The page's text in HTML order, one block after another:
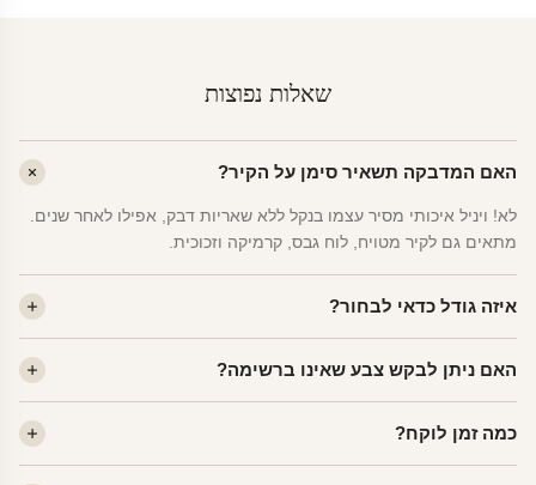
שאלות נפוצות
האם המדבקה תשאיר סימן על הקיר?
לא! ויניל איכותי מסיר עצמו בנקל ללא שאריות דבק, אפילו לאחר שנים.
מתאים גם לקיר מטויח, לוח גבס, קרמיקה וזכוכית.
איזה גודל כדאי לבחור?
שינה של מבוגרים — L. לפינה קטנה — S.
האם ניתן לבקש צבע שאינו ברשימה?
הצבעים זמינים ללא תוספת מחיר.
כמה זמן לוקח?